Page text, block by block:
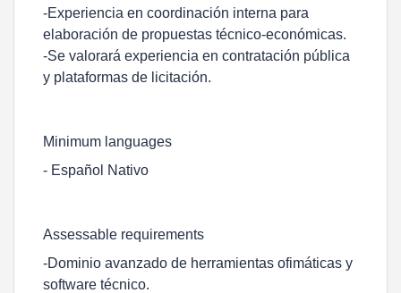
-Experiencia en coordinación interna para
elaboración de propuestas técnico-económicas.
-Se valorará experiencia en contratación pública
y plataformas de licitación.
Minimum languages
- Español Nativo
Assessable requirements
-Dominio avanzado de herramientas ofimáticas y
software técnico.